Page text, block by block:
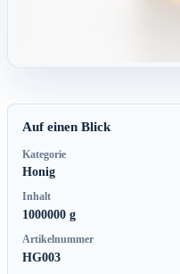
Auf einen Blick
Kategorie
Honig
Inhalt
1000000 g
Artikelnummer
HG003